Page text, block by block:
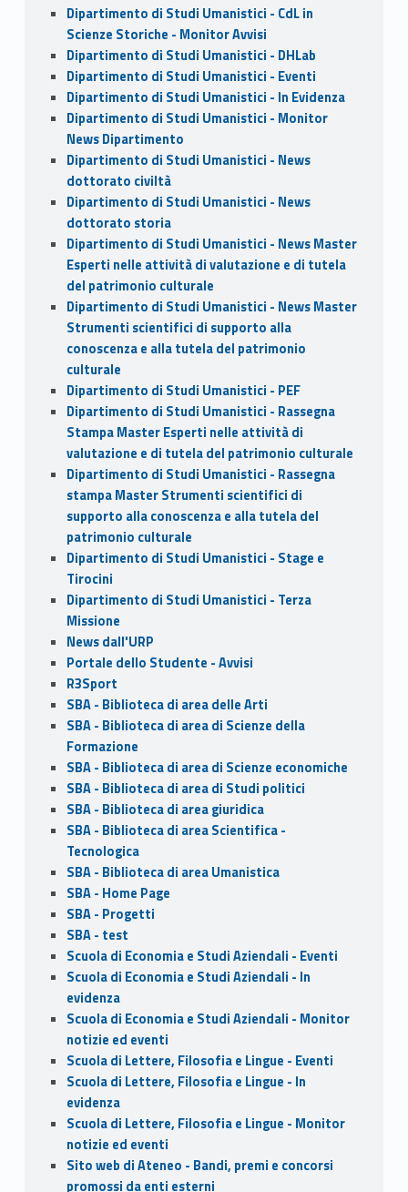
Dipartimento di Studi Umanistici - CdL in
Scienze Storiche - Monitor Avvisi
Dipartimento di Studi Umanistici - DHLab
Dipartimento di Studi Umanistici - Eventi
Dipartimento di Studi Umanistici - In Evidenza
Dipartimento di Studi Umanistici - Monitor
News Dipartimento
Dipartimento di Studi Umanistici - News
dottorato civiltà
Dipartimento di Studi Umanistici - News
dottorato storia
Dipartimento di Studi Umanistici - News Master
Esperti nelle attività di valutazione e di tutela
del patrimonio culturale
Dipartimento di Studi Umanistici - News Master
Strumenti scientifici di supporto alla
conoscenza e alla tutela del patrimonio
culturale
Dipartimento di Studi Umanistici - PEF
Dipartimento di Studi Umanistici - Rassegna
Stampa Master Esperti nelle attività di
valutazione e di tutela del patrimonio culturale
Dipartimento di Studi Umanistici - Rassegna
stampa Master Strumenti scientifici di
supporto alla conoscenza e alla tutela del
patrimonio culturale
Dipartimento di Studi Umanistici - Stage e
Tirocini
Dipartimento di Studi Umanistici - Terza
Missione
News dall'URP
Portale dello Studente - Avvisi
R3Sport
SBA - Biblioteca di area delle Arti
SBA - Biblioteca di area di Scienze della
Formazione
SBA - Biblioteca di area di Scienze economiche
SBA - Biblioteca di area di Studi politici
SBA - Biblioteca di area giuridica
SBA - Biblioteca di area Scientifica -
Tecnologica
SBA - Biblioteca di area Umanistica
SBA - Home Page
SBA - Progetti
SBA - test
Scuola di Economia e Studi Aziendali - Eventi
Scuola di Economia e Studi Aziendali - In
evidenza
Scuola di Economia e Studi Aziendali - Monitor
notizie ed eventi
Scuola di Lettere, Filosofia e Lingue - Eventi
Scuola di Lettere, Filosofia e Lingue - In
evidenza
Scuola di Lettere, Filosofia e Lingue - Monitor
notizie ed eventi
Sito web di Ateneo - Bandi, premi e concorsi
promossi da enti esterni